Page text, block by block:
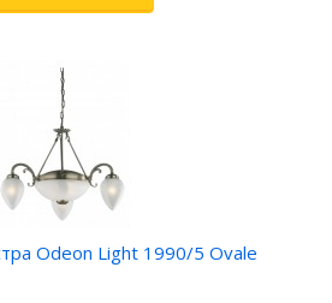
Odeon Light 1990/5 Ovale